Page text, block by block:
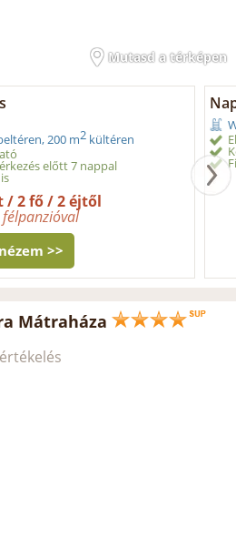
Mutasd a térképen
200 m2 kültéren
előtt 7 nappal
/ 2 fő / 2 éjtől
>>
Mátraháza